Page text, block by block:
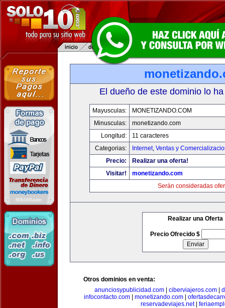
El dueño de este dominio lo
Mayusculas:
MONETIZANDO.COM
Minusculas:
monetizando.com
Longitud:
11 caracteres
Categorias:
Internet, Ventas y
Precio:
Realizar una oferta!
Visitar!
monetizando.com
Serán consideradas
Realizar una Oferta
Precio Ofrecido $
Otros dominios en venta:
anunciosypublicidad.com| ciberviajeros.com|
infocontacto.com
monetizando.com
reservadeviajes.net|